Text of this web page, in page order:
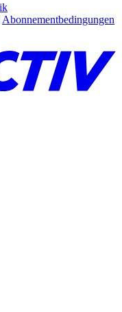
Abonnementbedingungen